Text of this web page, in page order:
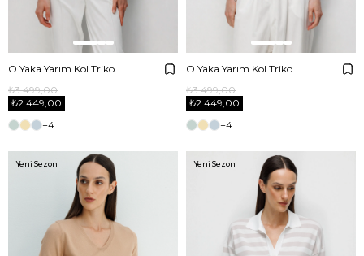
O Yaka Yarım Kol Triko
₺2.449,00
₺3.499,00
+4
O Yaka Yarım Kol Triko
₺2.449,00
₺3.499,00
+4
Yeni Sezon Yeni Sezon